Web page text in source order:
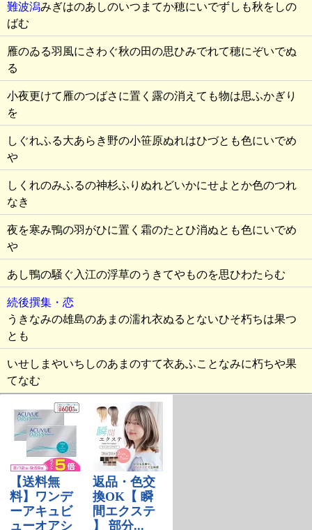
難波潟みぎはのあしのいつまてか穂にいでずしも秋をしの
ばむ
雁のゐる羽風にさわぐ秋の田の思ひみでれて穂にぞいでぬ
る
小夜更けて雁のつばさに置く露の消えても物は思ふかぎり
を
しぐれふる大あらき野の小笹原ぬれはひづとも色にいでめ
や
しくれのみふるの神杉ふりぬれどいかにせよとか色のつれ
なき
夜を寒み鴨の羽がひに置く霜のたとひ消ぬとも色にいでめ
や
あし鴨の騒ぐ入江の浮草のうきてやものを思ひわたらむ
続後撰集・恋
うきなみの雄島のあまの濡れ衣ぬるとないひそ朽ちは果つ
とも
いせしまやいちしのあまのすて衣あふことなみに朽ちや果
てなむ